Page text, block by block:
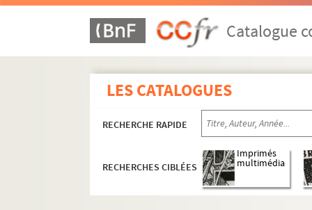
Catalogue
LES CATALOGUES
RECHERCHE RAPIDE
RECHERCHES CIBLÉES
Imprimés
multimédia
Courses
Coureurs et autres personnalités du
A